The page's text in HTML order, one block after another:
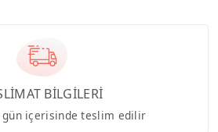
BİLGİLERİ
gün içerisinde teslim edilir